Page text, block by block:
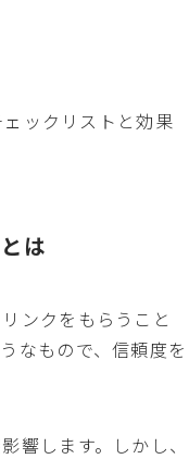
ックリストと効果
は
ンクをもらうこと
なもので、信頼度を
響します。しかし、